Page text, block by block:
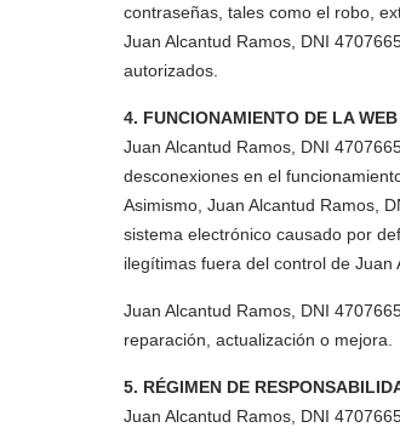
contraseñas, tales como el robo,
Juan Alcantud Ramos, DNI
autorizados.
4. FUNCIONAMIENTO DE LA WEB
Juan Alcantud Ramos, DNI
desconexiones en el
Asimismo, Juan Alcantud Ramos,
sistema electrónico causado por
ilegítimas fuera del control de Juan
Juan Alcantud Ramos, DNI
reparación, actualización o mejora.
5. RÉGIMEN DE
Juan Alcantud Ramos, DNI